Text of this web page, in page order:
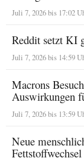
Juli 7, 2026 bis 17:02
Reddit setzt KI
Juli 7, 2026 bis 14:59
Macrons
Auswirkungen
Juli 7, 2026 bis 13:59
Neue